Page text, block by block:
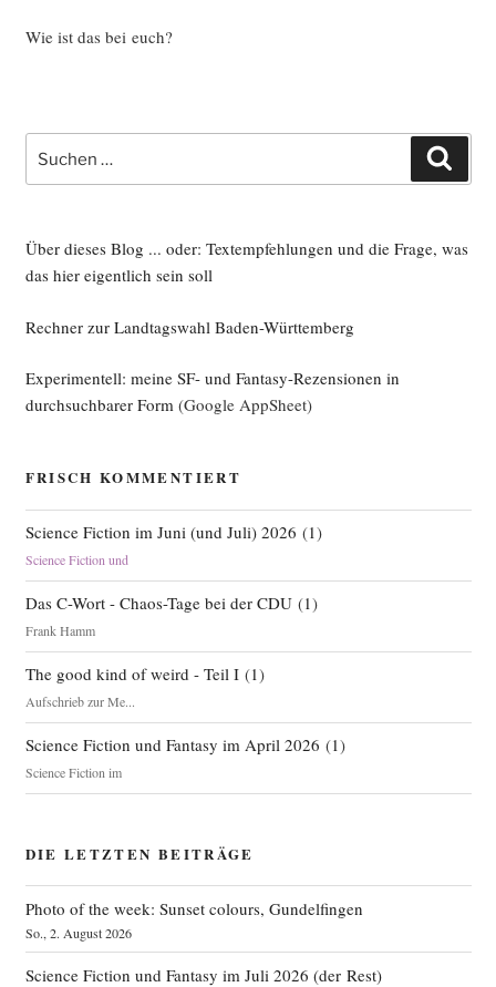
Wie ist das bei euch?
nach:
Über dieses Blog ... oder: Textempfehlungen und die Frage, was
das hier eigentlich sein soll
Rechner zur Landtagswahl Baden-Württemberg
Experimentell: meine SF- und Fantasy-Rezensionen in
durchsuchbarer Form(Google AppSheet)
FRISCH KOMMENTIERT
Science Fiction im Juni (und Juli) 2026 (1)
Science Fiction und
Das C-Wort - Chaos-Tage bei der CDU(1)
Frank Hamm
The good kind of weird - Teil I(1)
Aufschrieb zur Me...
Science Fiction und Fantasy im April 2026 (1)
Science Fiction im
DIE LETZTEN BEITRÄGE
Photo of the week: Sunset colours, Gundelfingen
So., 2. August 2026
Science Fiction und Fantasy im Juli 2026 (der Rest)